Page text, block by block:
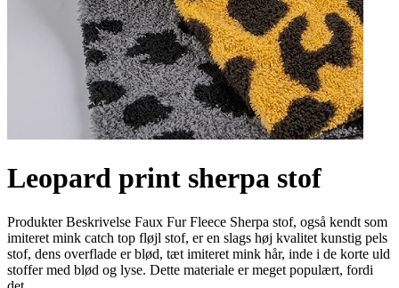
Leopard print sherpa stof
Produkter Beskrivelse Faux Fur Fleece Sherpa stof, også kendt som
imiteret mink catch top fløjl stof, er en slags høj kvalitet kunstig pels
stof, dens overflade er blød, tæt imiteret mink hår, inde i de korte uld
stoffer med blød og lyse. Dette materiale er meget populært, fordi